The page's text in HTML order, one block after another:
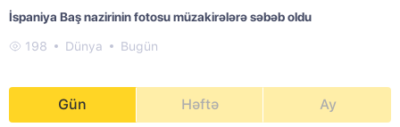
İspaniya Baş nazirinin fotosu müzakirələrə səbəb oldu
198 Dünya Bugün
Gün Həftə Ay